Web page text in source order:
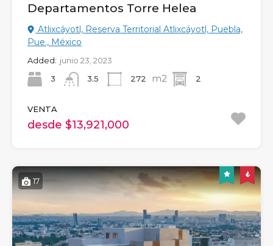
Departamentos Torre Helea
Atlixcáyotl, Reserva Territorial Atlixcáyotl, Puebla,
Pue., México
Added: junio 23, 2023
3
3.5 272 m2 2
VENTA
desde $13,921,000
17